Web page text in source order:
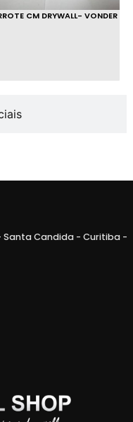
CM DRYWALL- VONDER
Santa Candida - Curitiba -